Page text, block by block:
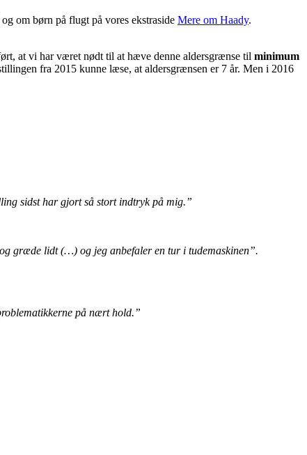
om børn på flugt på vores ekstraside Mere om Haady.
at vi har været nødt til at hæve denne aldersgrænse til minimum
fra 2015 kunne læse, at aldersgrænsen er 7 år. Men i 2016
sidst har gjort så stort indtryk på mig.”
græde lidt (…) og jeg anbefaler en tur i tudemaskinen”.
på nært hold.”